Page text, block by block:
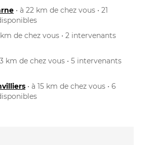
• à 22 km de chez vous • 21
km de chez vous • 2 intervenants
km de chez vous • 5 intervenants
• à 15 km de chez vous • 6